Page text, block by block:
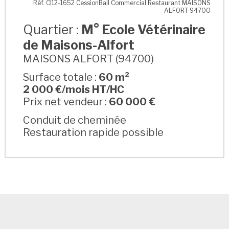
Réf. CI12-1652 CessionBail Commercial Restaurant MAISONS
ALFORT 94700
Quartier : M° Ecole Vétérinaire
de Maisons-Alfort
MAISONS ALFORT (94700)
Surface totale : 60 m²
2 000 €/mois HT/HC
Prix net vendeur : 60 000 €
Conduit de cheminée
Restauration rapide possible